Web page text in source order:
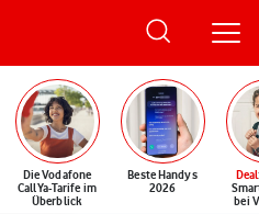
Die Vodafone
CallYa-Tarife im
Überblick
Beste Handys
2026
Deal
bei